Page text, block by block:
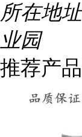
所在地址
业园
推荐产品